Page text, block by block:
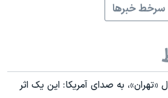
سرخط خبرها
«تهران»، به صدای آمریکا: این یک اثر